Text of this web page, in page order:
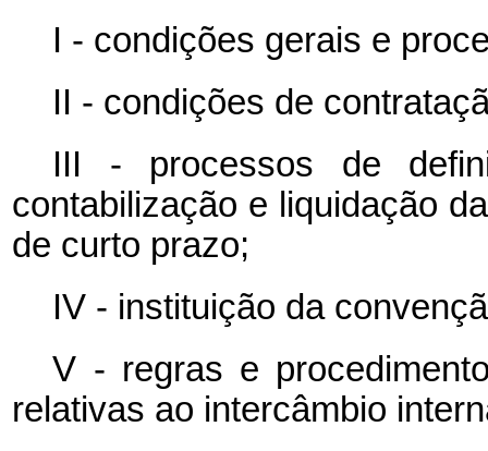
I - condições gerais e
II - condições de
III - processos de
contabilização e liquidação
de curto prazo;
IV - instituição da
V - regras e
relativas ao intercâmbio